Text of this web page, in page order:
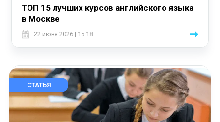
ТОП 15 лучших курсов английского языка
в Москве
22 июня 2026 | 15:18
СТАТЬЯ